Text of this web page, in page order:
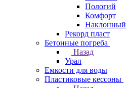
Пологий
Комфорт
Наклонный
Рекорд пласт
Бетонные погреба
Назад
Урал
Емкости для воды
Пластиковые кессоны